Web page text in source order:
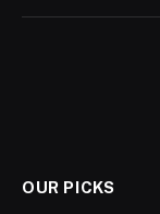
OUR PICKS